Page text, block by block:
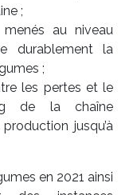
;
au niveau
durablement la
;
les pertes et le
de la chaîne
jusqu’à
en 2021 ainsi